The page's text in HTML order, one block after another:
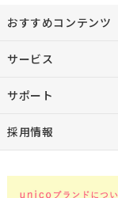
おすすめコンテンツ
サービス
サポート
採用情報
混雑することも予
すすめしております
ご来店、心よりお
店内はトレンド感あ
をぜひご覧くださ
#神戸 #unico